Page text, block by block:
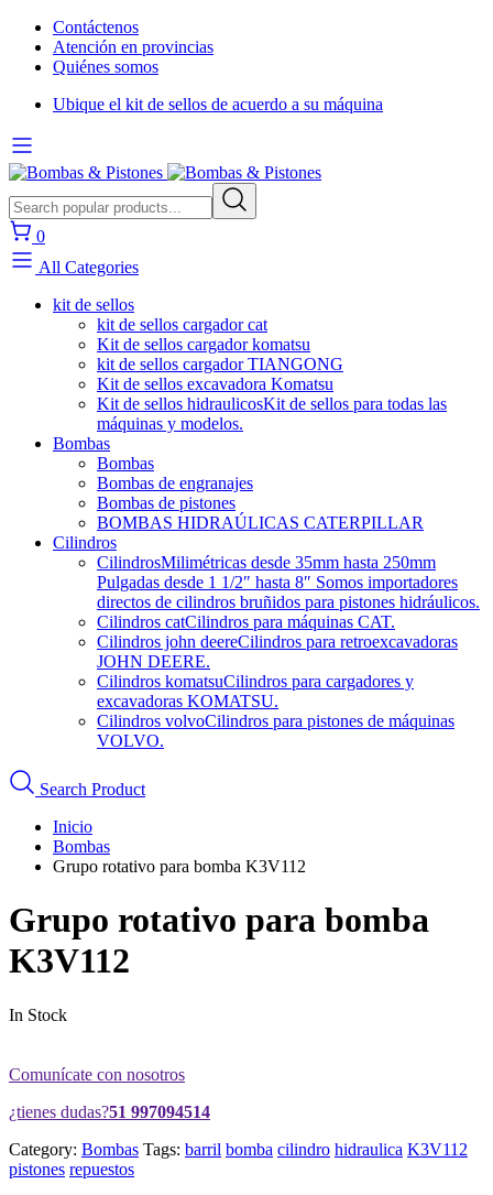
Contáctenos
Atención en provincias
Quiénes somos
Ubique el kit de sellos de acuerdo a su máquina
0
All Categories
kit de sellos
kit de sellos cargador cat
Kit de sellos cargador komatsu
kit de sellos cargador TIANGONG
Kit de sellos excavadora Komatsu
Kit de sellos hidraulicosKit de sellos para todas las
máquinas y modelos.
Bombas
Bombas
Bombas de engranajes
Bombas de pistones
BOMBAS HIDRAÚLICAS CATERPILLAR
Cilindros
CilindrosMilimétricas desde 35mm hasta 250mm
Pulgadas desde 1 1/2″ hasta 8″ Somos importadores
directos de cilindros bruñidos para pistones hidráulicos.
Cilindros catCilindros para máquinas CAT.
Cilindros john deereCilindros para retroexcavadoras
JOHN DEERE.
Cilindros komatsuCilindros para cargadores y
excavadoras KOMATSU.
Cilindros volvoCilindros para pistones de máquinas
VOLVO.
Search Product
Inicio
Bombas
Grupo rotativo para bomba K3V112
Grupo rotativo para bomba
K3V112
In Stock
Comunícate con nosotros
¿tienes dudas?51 997094514
Category: Bombas Tags: barril bomba cilindro hidraulica K3V112
pistones repuestos